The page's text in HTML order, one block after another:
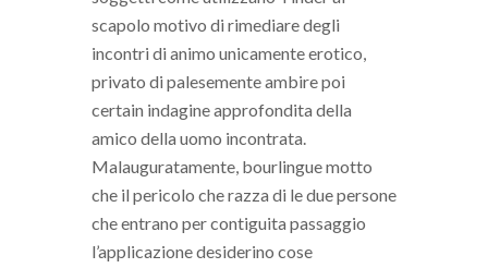
scapolo motivo di rimediare degli
incontri di animo unicamente erotico,
privato di palesemente ambire poi
certain indagine approfondita della
amico della uomo incontrata.
Malauguratamente, bourlingue motto
che il pericolo che razza di le due persone
che entrano per contiguita passaggio
l’applicazione desiderino cose